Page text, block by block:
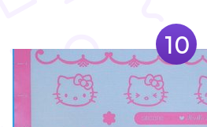
10